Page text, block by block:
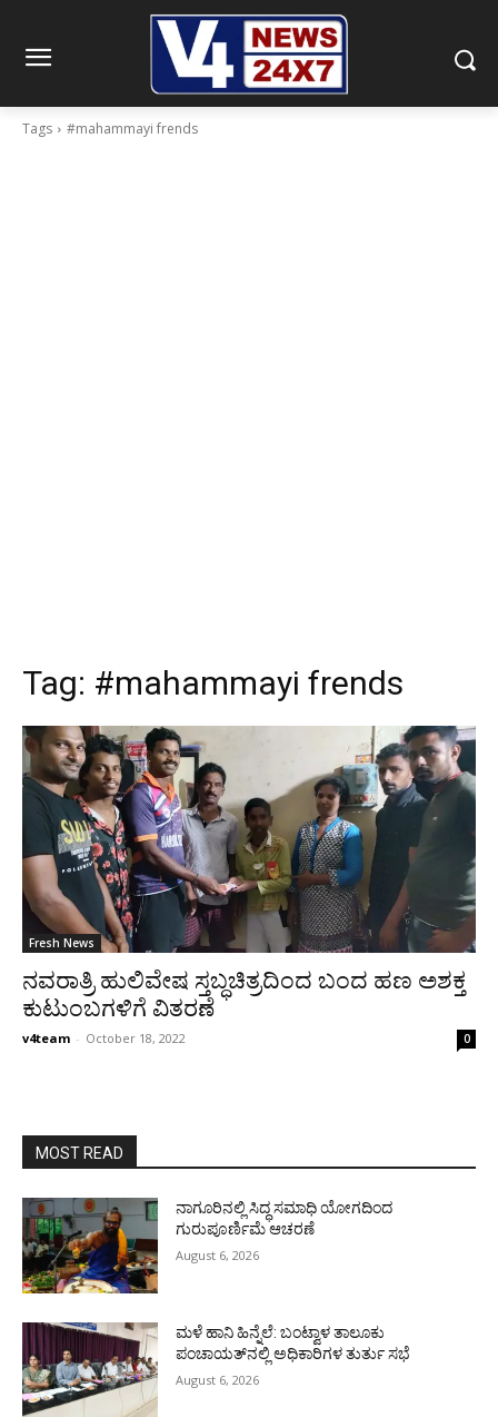
Tags #mahammayi frends
Tag: #mahammayi frends
Fresh News
ನವರಾತ್ರಿ ಹುಲಿವೇಷ ಸ್ತಬ್ಧಚಿತ್ರದಿಂದ ಬಂದ ಹಣ ಅಶಕ್ತ
ಕುಟುಂಬಗಳಿಗೆ ವಿತರಣೆ
v4team - October 18, 2022 0
MOST READ
ನಾಗೂರಿನಲ್ಲಿ ಸಿದ್ಧ ಸಮಾಧಿ ಯೋಗದಿಂದ
ಗುರುಪೂರ್ಣಿಮೆ ಆಚರಣೆ
August 6, 2026
ಮಳೆ ಹಾನಿ ಹಿನ್ನೆಲೆ: ಬಂಟ್ವಾಳ ತಾಲೂಕು
ಪಂಚಾಯತ್‌ನಲ್ಲಿ ಅಧಿಕಾರಿಗಳ ತುರ್ತು ಸಭೆ
August 6, 2026